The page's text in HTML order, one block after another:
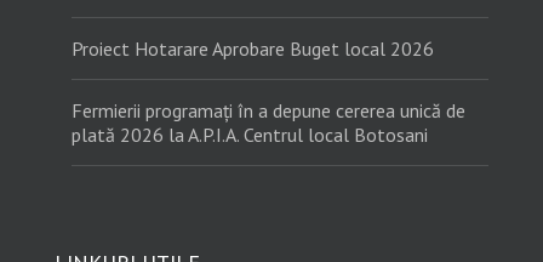
Proiect Hotarare Aprobare Buget local 2026
Fermierii programați în a depune cererea unică de
plată 2026 la A.P.I.A. Centrul local Botosani